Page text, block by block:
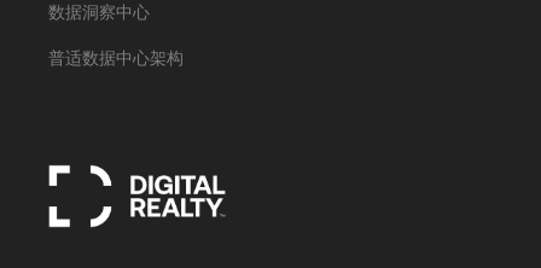
数据洞察中心
普适数据中心架构